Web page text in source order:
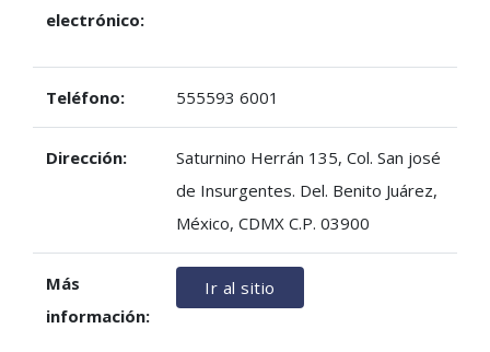
electrónico:
Teléfono: 555593 6001
Dirección:
Saturnino Herrán 135, Col. San josé
de Insurgentes. Del. Benito Juárez,
México, CDMX C.P. 03900
Más
información:
Ir al sitio